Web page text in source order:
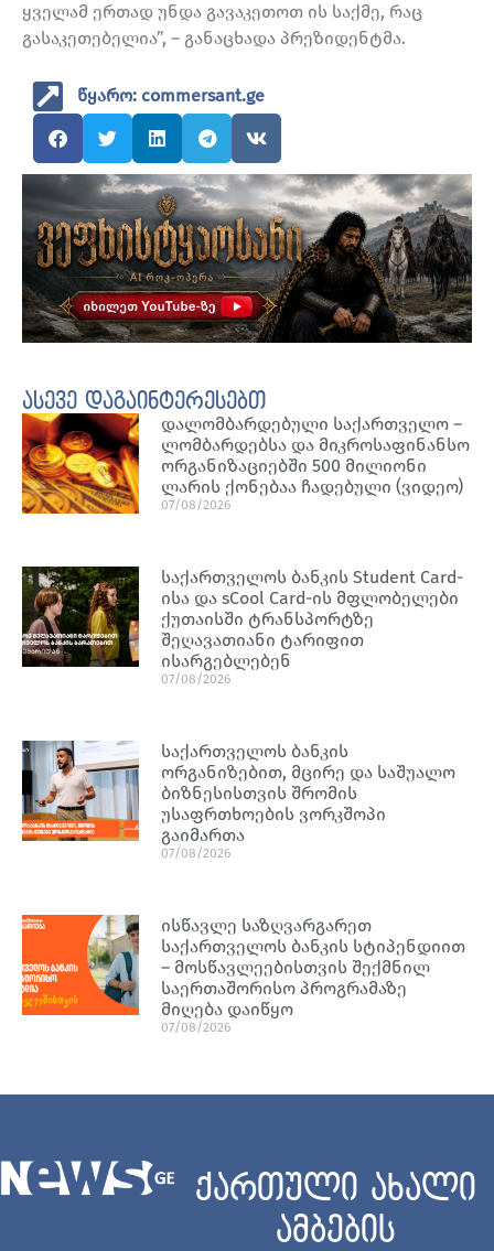
ყველამ ერთად უნდა გავაკეთოთ ის საქმე, რაც
გასაკეთებელია”, – განაცხადა პრეზიდენტმა.
წყარო: commersant.ge
ასევე დაგაინტერესებთ
დალომბარდებული საქართველო –
ლომბარდებსა და მიკროსაფინანსო
ორგანიზაციებში 500 მილიონი
ლარის ქონებაა ჩადებული (ვიდეო)
07/08/2026
საქართველოს ბანკის Student Card-
ისა და sCool Card-ის მფლობელები
ქუთაისში ტრანსპორტზე
შეღავათიანი ტარიფით
ისარგებლებენ
07/08/2026
საქართველოს ბანკის
ორგანიზებით, მცირე და საშუალო
ბიზნესისთვის შრომის
უსაფრთხოების ვორკშოპი
გაიმართა
07/08/2026
ისწავლე საზღვარგარეთ
საქართველოს ბანკის სტიპენდიით
– მოსწავლეებისთვის შექმნილ
საერთაშორისო პროგრამაზე
მიღება დაიწყო
07/08/2026
ქართული ახალი
ამბების